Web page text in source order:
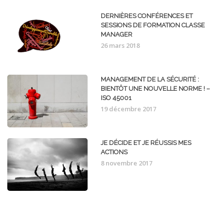
DERNIÈRES CONFÉRENCES ET
SESSIONS DE FORMATION CLASSE
MANAGER
26 mars 2018
MANAGEMENT DE LA SÉCURITÉ :
BIENTÔT UNE NOUVELLE NORME ! –
ISO 45001
19 décembre 2017
JE DÉCIDE ET JE RÉUSSIS MES
ACTIONS
8 novembre 2017